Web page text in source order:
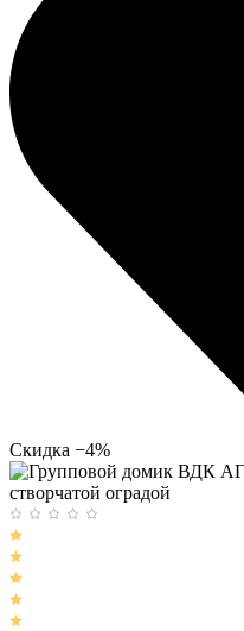
Скидка −4%